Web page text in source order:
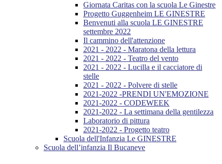
Giornata Caritas con la scuola Le Ginestre
Progetto Guggenheim LE GINESTRE
Benvenuti alla scuola LE GINESTRE
settembre 2022
Il cammino dell'attenzione
2021 - 2022 - Maratona della lettura
2021 - 2022 - Teatro del vento
2021 - 2022 - Lucilla e il cacciatore di
stelle
2021 - 2022 - Polvere di stelle
2021-2022 -PRENDI UN'EMOZIONE
2021-2022 - CODEWEEK
2021-2022 - La settimana della gentilezza
Laboratorio di pittura
2021-2022 - Progetto teatro
Scuola dell'Infanzia Le GINESTRE
Scuola dell’infanzia Il Bucaneve